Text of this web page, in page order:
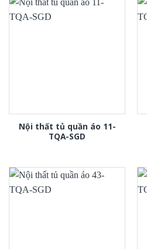
Nội thất tủ quần áo 11-
TQA-SGD